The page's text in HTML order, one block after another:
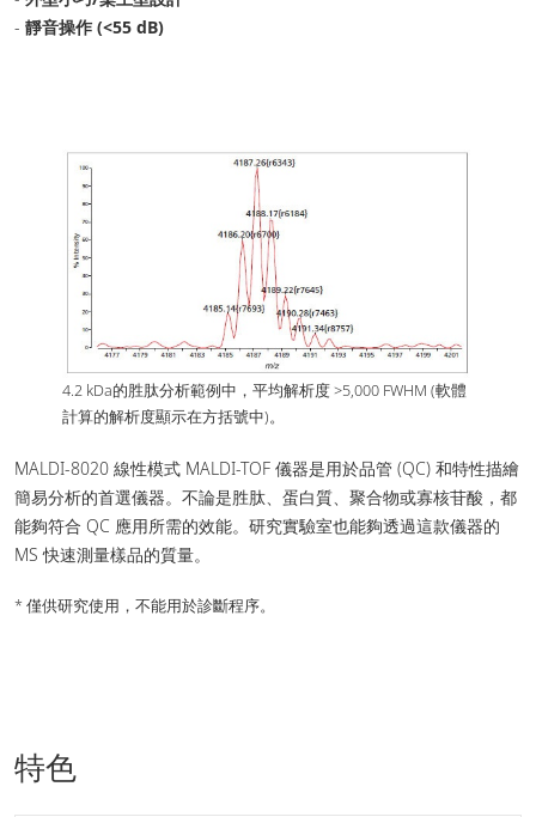
- 靜音操作 (<55 dB)
4.2 kDa的胜肽分析範例中，平均解析度 >5,000 FWHM (軟體
計算的解析度顯示在方括號中)。
MALDI-8020 線性模式 MALDI-TOF 儀器是用於品管 (QC) 和特性描繪
簡易分析的首選儀器。不論是胜肽、蛋白質、聚合物或寡核苷酸，都
能夠符合 QC 應用所需的效能。研究實驗室也能夠透過這款儀器的
MS 快速測量樣品的質量。
* 僅供研究使用，不能用於診斷程序。
特色